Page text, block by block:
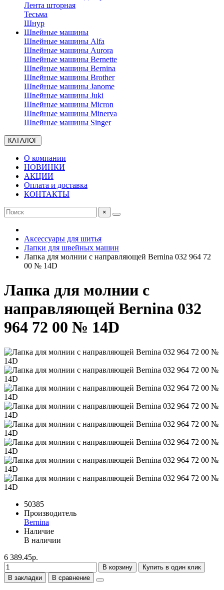
Лента шторная
Тесьма
Шнур
Швейные машины
Швейные машины Alfa
Швейные машины Aurora
Швейные машины Bernette
Швейные машины Bernina
Швейные машины Brother
Швейные машины Janome
Швейные машины Juki
Швейные машины Micron
Швейные машины Minerva
Швейные машины Singer
КАТАЛОГ
О компании
НОВИНКИ
АКЦИИ
Оплата и доставка
КОНТАКТЫ
×
Аксессуары для шитья
Лапки для швейных машин
Лапка для молнии с направляющей Bernina 032 964 72
00 № 14D
Лапка для молнии с
направляющей Bernina 032
964 72 00 № 14D
50385
Производитель
Bernina
Наличие
В наличии
6 389.45р.
В корзину
Купить в один клик
В закладки
В сравнение